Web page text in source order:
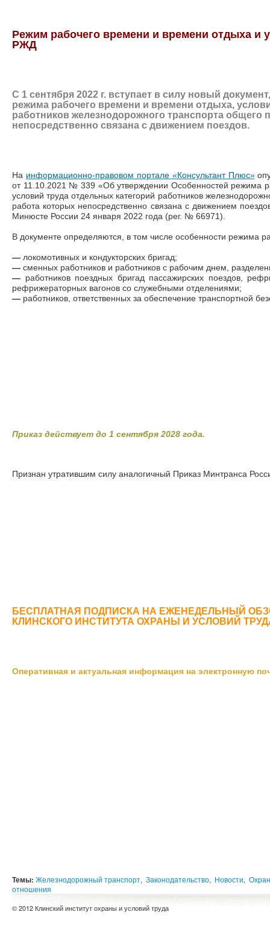
Режим рабочего времени и времени отдыха и
РЖД
С 1 сентября 2022 г. вступает в силу новый
режима рабочего времени и времени отдыха,
работников железнодорожного транспорта общего
непосредственно связана с движением поездов.
На информационно-правовом портале «Консультант Плюс»
от 11.10.2021 № 339 «Об утверждении Особенностей режима
условий труда отдельных категорий работников
работа которых непосредственно связана с движением
Минюсте России 24 января 2022 года (рег. № 66971).
В документе определяются, в том числе особенности режима
— локомотивных и кондукторских бригад;
— сменных работников и работников с рабочим днем,
— работников поездных бригад пассажирских поездов,
рефрижераторных вагонов со служебными отделениями;
— работников, ответственных за обеспечение транспортной
Приказ действует до 1 сентября 2028 года.
Признан утратившим силу аналогичный Приказ Минтранса
БЕСПЛАТНАЯ ПОДПИСКА НА ЕЖЕНЕДЕЛЬНЫЙ
КЛИНСКОГО ИНСТИТУТА ОХРАНЫ И УСЛОВИЙ
Оперативная и актуальная информация на электронную
Темы: Железнодорожный транспорт, Законодательство, Новости,
отношения
© 2012 Клинский институт охраны и условий труда